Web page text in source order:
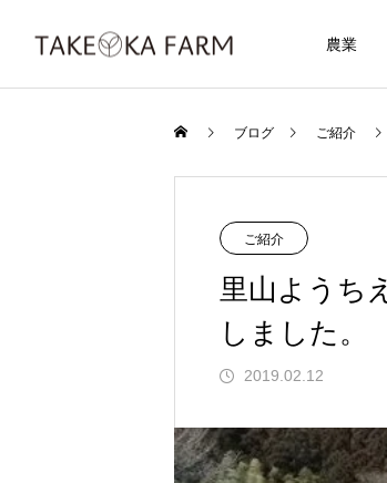
農業
ブログ ご紹介
ご紹介
里山ようち
しました。
2019.02.12